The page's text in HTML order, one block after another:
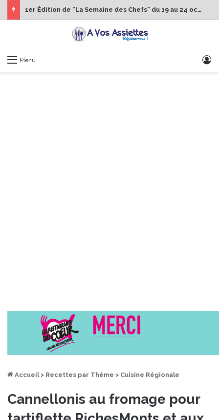
1er Édition de “La Semaine des Chefs” du 19 au 24 octobre 2026
Menu
Accueil > Recettes par Thème > Cuisine Régionale
Cannellonis au fromage pour